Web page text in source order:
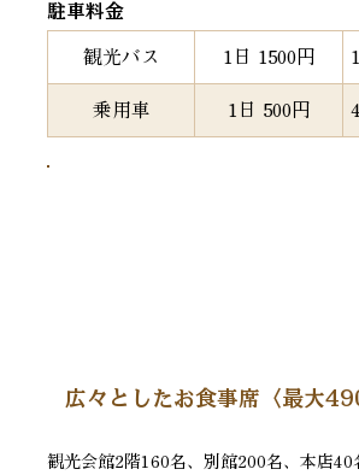
駐車料金
観光バス 1日 1500円
乗用車 1日 500円
広々としたお食事席〈最大
観光会館2階160名、別館200名、本店40